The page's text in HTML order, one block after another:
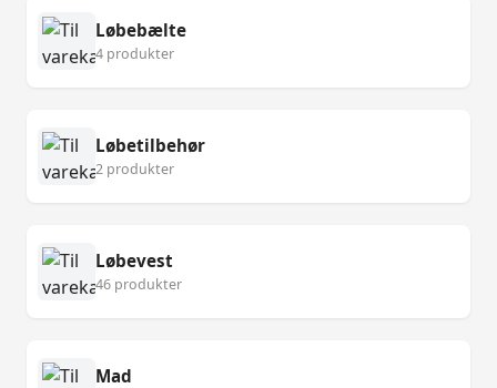
Løbebælte
4 produkter
Løbetilbehør
2 produkter
Løbevest
46 produkter
Mad